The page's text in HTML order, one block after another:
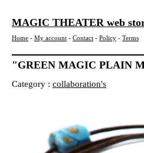
MAGIC THEATER web
Home - My account - Contact - Policy - Terms
"GREEN MAGIC PLAIN
Category : collaboration's